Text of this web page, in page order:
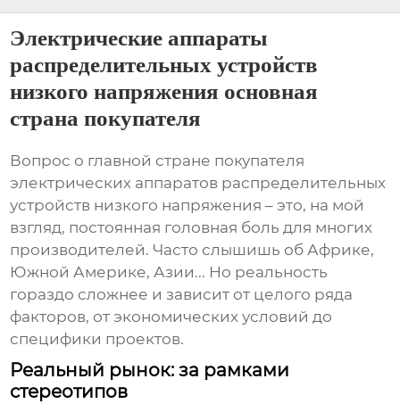
Электрические аппараты
распределительных устройств
низкого напряжения основная
страна покупателя
Вопрос о главной стране покупателя
электрических аппаратов распределительных
устройств низкого напряжения – это, на мой
взгляд, постоянная головная боль для многих
производителей. Часто слышишь об Африке,
Южной Америке, Азии... Но реальность
гораздо сложнее и зависит от целого ряда
факторов, от экономических условий до
специфики проектов.
Реальный рынок: за рамками
стереотипов